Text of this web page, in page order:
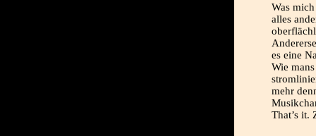
Was
alles
es eine
Wie
mehr
That’s it.